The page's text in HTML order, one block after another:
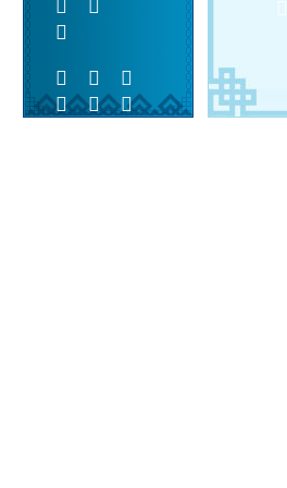
  